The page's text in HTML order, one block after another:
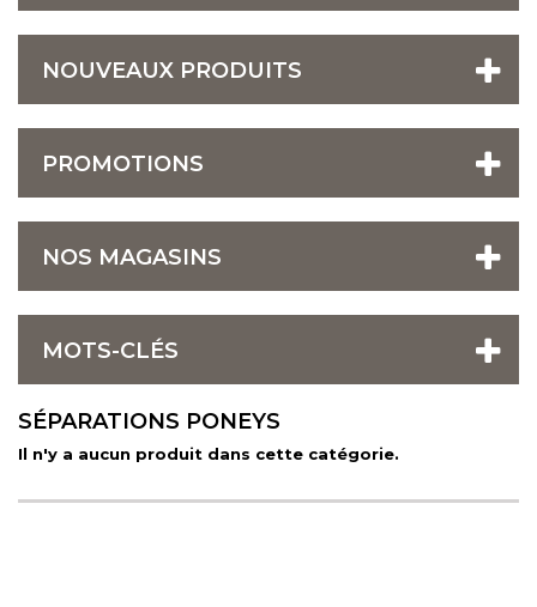
NOUVEAUX PRODUITS
PROMOTIONS
NOS MAGASINS
MOTS-CLÉS
SÉPARATIONS PONEYS
Il n'y a aucun produit dans cette catégorie.